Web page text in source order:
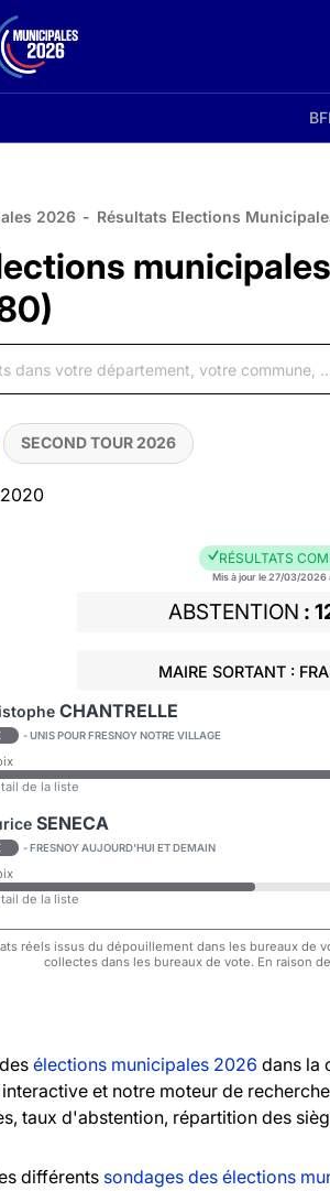
2026 - Résultats Elections
SECOND TOUR 2026
RÉSULTATS
Mis à jour le 27/03/2026
ABSTENTION
MAIRE SORTANT :
CHANTRELLE
- UNIS POUR FRESNOY NOTRE VILLAGE
de la liste
SENECA
- FRESNOY AUJOURD'HUI ET DEMAIN
de la liste
réels issus du dépouillement dans les bureaux de
collectes dans les bureaux de vote. En raison
élections municipales 2026 dans la
et notre moteur de
taux d'abstention, répartition des
différents sondages des élections